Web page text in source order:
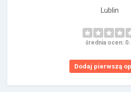
Lublin
średnia ocen:
Dodaj pierwszą